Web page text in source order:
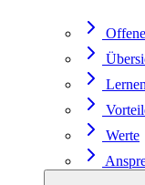
Werte